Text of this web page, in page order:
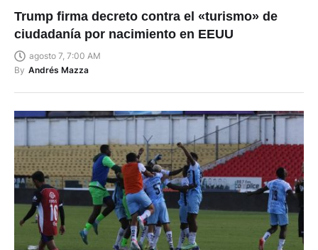
Trump firma decreto contra el «turismo» de
ciudadanía por nacimiento en EEUU
agosto 7, 7:00 AM
By Andrés Mazza